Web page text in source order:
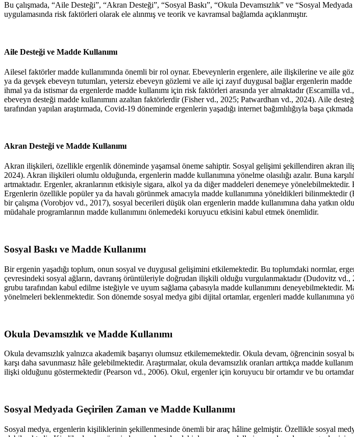
Bu çalışmada, “Aile Desteği”, “Akran Desteği”, “Sosyal Baskı”, “Okula Devamsızlık” ve “Sosyal
uygulamasında risk faktörleri olarak ele alınmış ve teorik ve kavramsal bağlamda açıklanmıştır.
Aile Desteği ve Madde Kullanımı
Ailesel faktörler madde kullanımında önemli bir rol oynar. Ebeveynlerin ergenlere, aile ilişkilerine ve aile
ya da gevşek ebeveyn tutumları, yetersiz ebeveyn gözlemi ve aile içi zayıf duygusal bağlar ergenlerin
ihmal ya da istismar da ergenlerde madde kullanımı için risk faktörleri arasında yer almaktadır (Escamilla
ebeveyn desteği madde kullanımını azaltan faktörlerdir (Fisher vd., 2025; Patwardhan vd., 2024). Aile
tarafından yapılan araştırmada, Covid-19 döneminde ergenlerin yaşadığı internet bağımlılığıyla başa
Akran Desteği ve Madde Kullanımı
Akran ilişkileri, özellikle ergenlik döneminde yaşamsal öneme sahiptir. Sosyal gelişimi şekillendiren akran
2024). Akran ilişkileri olumlu olduğunda, ergenlerin madde kullanımına yönelme olasılığı azalır. Buna
artmaktadır. Ergenler, akranlarının etkisiyle sigara, alkol ya da diğer maddeleri denemeye
Ergenlerin özellikle popüler ya da havalı görünmek amacıyla madde kullanımına yöneldikleri bilinmektedir (
bir çalışma (Vorobjov vd., 2017), sosyal becerileri düşük olan ergenlerin madde kullanımına daha yatkın
müdahale programlarının madde kullanımını önlemedeki koruyucu etkisini kabul etmek önemlidir.
Sosyal Baskı ve Madde Kullanımı
Bir ergenin yaşadığı toplum, onun sosyal ve duygusal gelişimini etkilemektedir. Bu toplumdaki normlar,
çevresindeki sosyal ağların, davranış örüntüleriyle doğrudan ilişkili olduğu vurgulanmaktadır (Dudovitz vd.,
grubu tarafından kabul edilme isteğiyle ve uyum sağlama çabasıyla madde kullanımını deneyebilmektedir.
yönelmeleri beklenmektedir. Son dönemde sosyal medya gibi dijital ortamlar, ergenleri madde kullanımına
Okula Devamsızlık ve Madde Kullanımı
Okula devamsızlık yalnızca akademik başarıyı olumsuz etkilememektedir. Okula devam, öğrencinin
karşı daha savunmasız hâle gelebilmektedir. Araştırmalar, okula devamsızlık oranları arttıkça madde
ilişki olduğunu göstermektedir (Pearson vd., 2006). Okul, ergenler için koruyucu bir ortamdır ve bu
Sosyal Medyada Geçirilen Zaman ve Madde Kullanımı
Sosyal medya, ergenlerin kişiliklerinin şekillenmesinde önemli bir araç hâline gelmiştir. Özellikle sosyal